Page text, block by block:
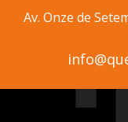
Av. Onze de